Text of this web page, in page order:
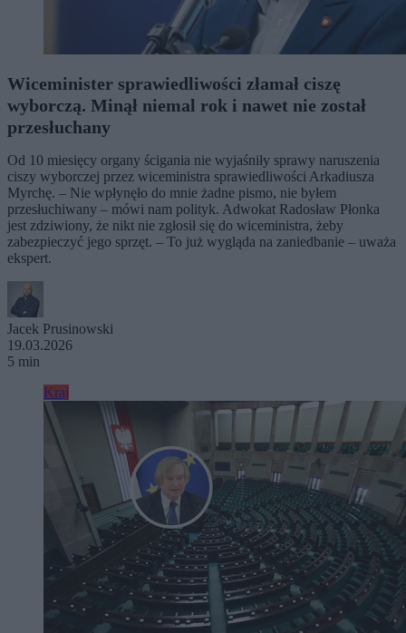
Wiceminister sprawiedliwości złamał ciszę
wyborczą. Minął niemal rok i nawet nie został
przesłuchany
Od 10 miesięcy organy ścigania nie wyjaśniły sprawy naruszenia
ciszy wyborczej przez wiceministra sprawiedliwości Arkadiusza
Myrchę. – Nie wpłynęło do mnie żadne pismo, nie byłem
przesłuchiwany – mówi nam polityk. Adwokat Radosław Płonka
jest zdziwiony, że nikt nie zgłosił się do wiceministra, żeby
zabezpieczyć jego sprzęt. – To już wygląda na zaniedbanie – uważa
ekspert.
Jacek Prusinowski
19.03.2026
5 min
Kraj